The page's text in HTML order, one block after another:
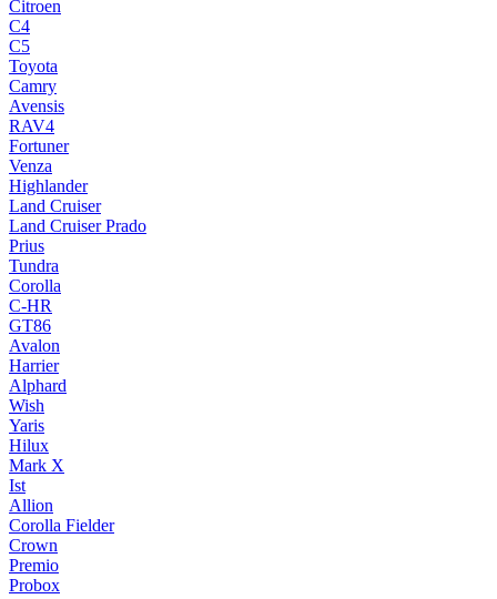
Citroen
C4
C5
Toyota
Camry
Avensis
RAV4
Fortuner
Venza
Highlander
Land Cruiser
Land Cruiser Prado
Prius
Tundra
Corolla
C-HR
GT86
Avalon
Harrier
Alphard
Wish
Yaris
Hilux
Mark X
Ist
Allion
Corolla Fielder
Crown
Premio
Probox